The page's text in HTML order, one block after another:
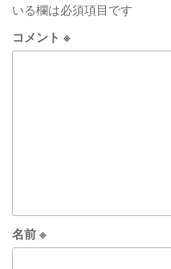
いる欄は必須項目です
コメント ※
名前※